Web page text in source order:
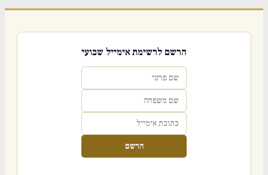
הרשם לרשימת אימייל שבועי
הרשם